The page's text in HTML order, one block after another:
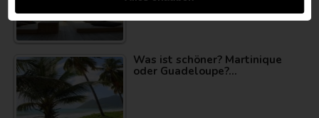
Was ist schöner? Martinique
oder Guadeloupe?…